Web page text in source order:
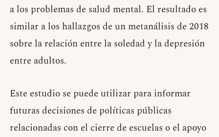
a los problemas de salud mental. El resultado es
similar a los hallazgos de un metanálisis de 2018
sobre la relación entre la soledad y la depresión
entre adultos.
Este estudio se puede utilizar para informar
futuras decisiones de políticas públicas
relacionadas con el cierre de escuelas o el apoyo